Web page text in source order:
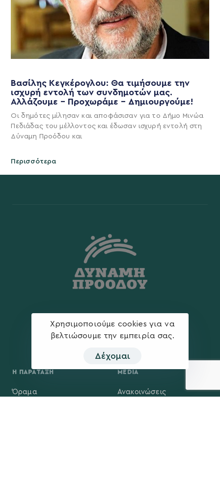
Βασίλης Κεγκέρογλου: Θα τιμήσουμε την
ισχυρή εντολή των συνδημοτών μας.
Αλλάζουμε – Προχωράμε – Δημιουργούμε!
Οι δημότες μίλησαν και αποφάσισαν για το Δήμο Μινώα
Πεδιάδας του μέλλοντος και έδωσαν ισχυρή εντολή στη
Δύναμη Προόδου και
Περισσότερα
Η ΠΑΡΆΤΑΞΗ
Όραμα
MEDIA
Ανακοινώσεις
Χρησιμοποιούμε cookies για να
βελτιώσουμε την εμπειρία σας.
Δέχομαι